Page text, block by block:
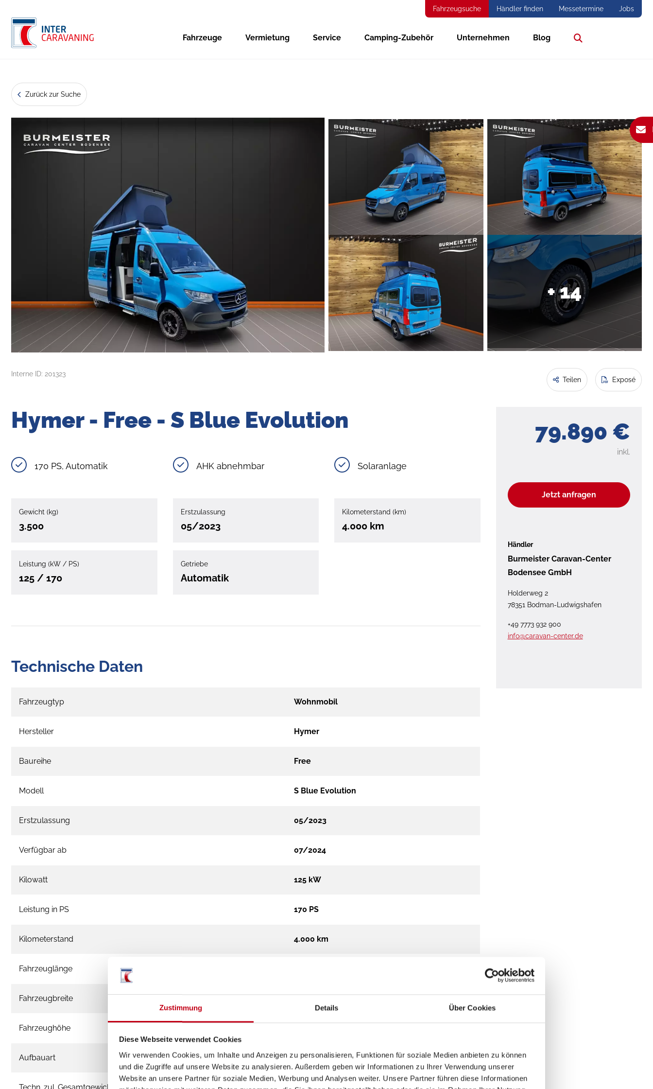
Zustimmung Details Über Cookies
Diese Webseite verwendet Cookies
Wir verwenden Cookies, um Inhalte und Anzeigen zu personalisieren, Funktionen für soziale Medien anbieten zu können
und die Zugriffe auf unsere Website zu analysieren. Außerdem geben wir Informationen zu Ihrer Verwendung unserer
Website an unsere Partner für soziale Medien, Werbung und Analysen weiter. Unsere Partner führen diese Informationen
Fahrzeugsuche Händler finden Messetermine Jobs
Fahrzeuge Vermietung Service Camping-Zubehör Unternehmen Blog
Zurück zur Suche
+ 14
Interne ID: 201323
Teilen Exposé
79.890 €
inkl.
Jetzt anfragen
Händler
Burmeister Caravan-Center
Bodensee GmbH
Holderweg 2
78351 Bodman-Ludwigshafen
+49 7773 932 900
info@caravan-center.de
Hymer - Free - S Blue Evolution
170 PS, Automatik AHK abnehmbar Solaranlage
Gewicht (kg)
3.500
Erstzulassung
05/2023
Kilometerstand (km)
4.000 km
Leistung (kW / PS)
125 / 170
Getriebe
Automatik
Technische Daten
Fahrzeugtyp Wohnmobil
Hersteller Hymer
Baureihe Free
Modell S Blue Evolution
Erstzulassung 05/2023
Verfügbar ab 07/2024
Kilowatt 125 kW
Leistung in PS 170 PS
Kilometerstand 4.000 km
Fahrzeuglänge
Fahrzeugbreite
Fahrzeughöhe
Aufbauart Campervan